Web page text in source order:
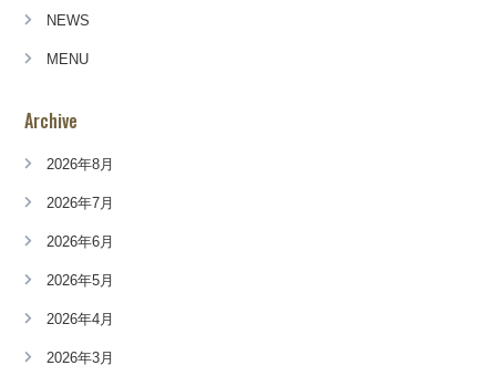
NEWS
MENU
Archive
2026年8月
2026年7月
2026年6月
2026年5月
2026年4月
2026年3月